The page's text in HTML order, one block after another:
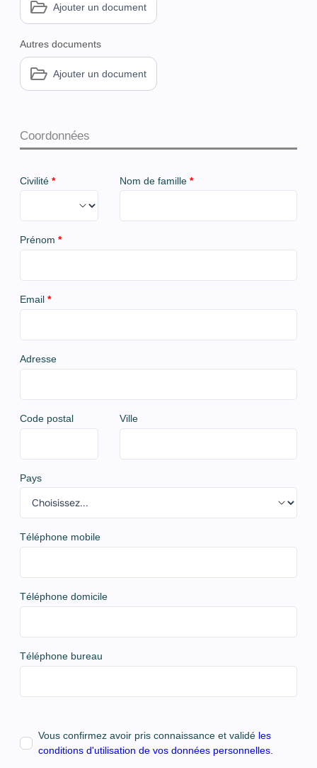
Ajouter un document
Autres documents
Ajouter un document
Coordonnées
Civilité * Nom de famille *
Prénom *
Email *
Adresse
Code postal Ville
Pays
Téléphone mobile
Téléphone domicile
Téléphone bureau
Vous confirmez avoir pris connaissance et validé les
conditions d'utilisation de vos données personnelles.